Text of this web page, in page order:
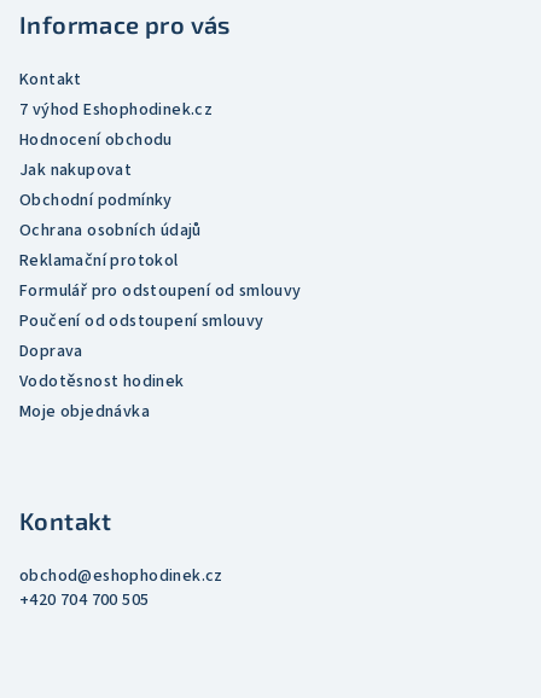
Informace pro vás
Kontakt
7 výhod Eshophodinek.cz
Hodnocení obchodu
Jak nakupovat
Obchodní podmínky
Ochrana osobních údajů
Reklamační protokol
Formulář pro odstoupení od smlouvy
Poučení od odstoupení smlouvy
Doprava
Vodotěsnost hodinek
Moje objednávka
Kontakt
obchod@eshophodinek.cz
+420 704 700 505